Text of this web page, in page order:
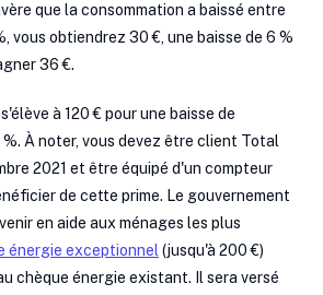
que la consommation a baissé entre
vous obtiendrez 30 €, une baisse de 6 %
36 €.
à 120 € pour une baisse de
À noter, vous devez être client Total
2021 et être équipé d'un compteur
de cette prime. Le gouvernement
en aide aux ménages les plus
énergie exceptionnel (jusqu'à 200 €)
chèque énergie existant. Il sera versé